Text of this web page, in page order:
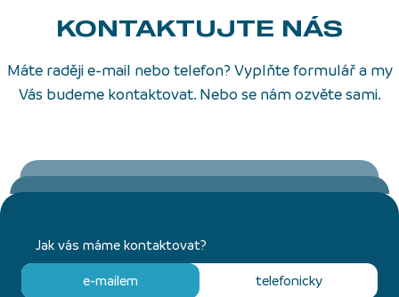
KONTAKTUJTE NÁS
Máte raději e-mail nebo telefon? Vyplňte formulář a my
Vás budeme kontaktovat. Nebo se nám ozvěte sami.
Jak vás máme kontaktovat?
e-mailem
telefonicky